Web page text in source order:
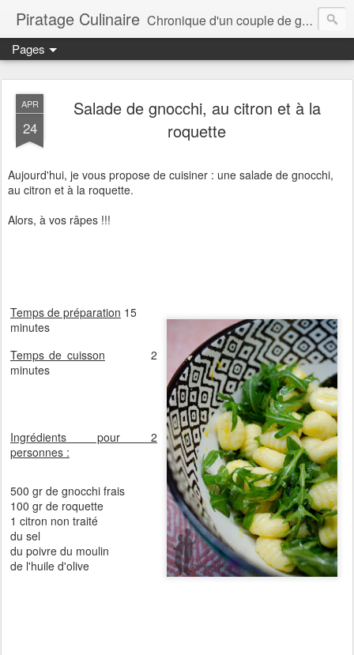
Piratage Culinaire Chronique d'un couple de gourmands
Pages
APR
24
Salade de gnocchi, au citron et à la
roquette
Aujourd'hui, je vous propose de cuisiner : une salade de gnocchi,
au citron et à la roquette.
Alors, à vos râpes !!!
Temps de préparation 15
minutes
Temps de cuisson 2
minutes
Ingrédients pour 2
personnes :
500 gr de gnocchi frais
100 gr de roquette
1 citron non traité
du sel
du poivre du moulin
de l'huile d'olive